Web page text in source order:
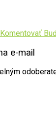
Komentovať
e-mail